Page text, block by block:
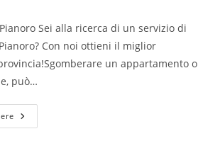
Sei alla ricerca di un servizio di
Con noi ottieni il miglior
un appartamento o
può…